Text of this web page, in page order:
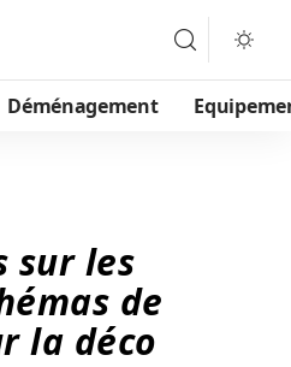
Déménagement
sur les
de
la déco